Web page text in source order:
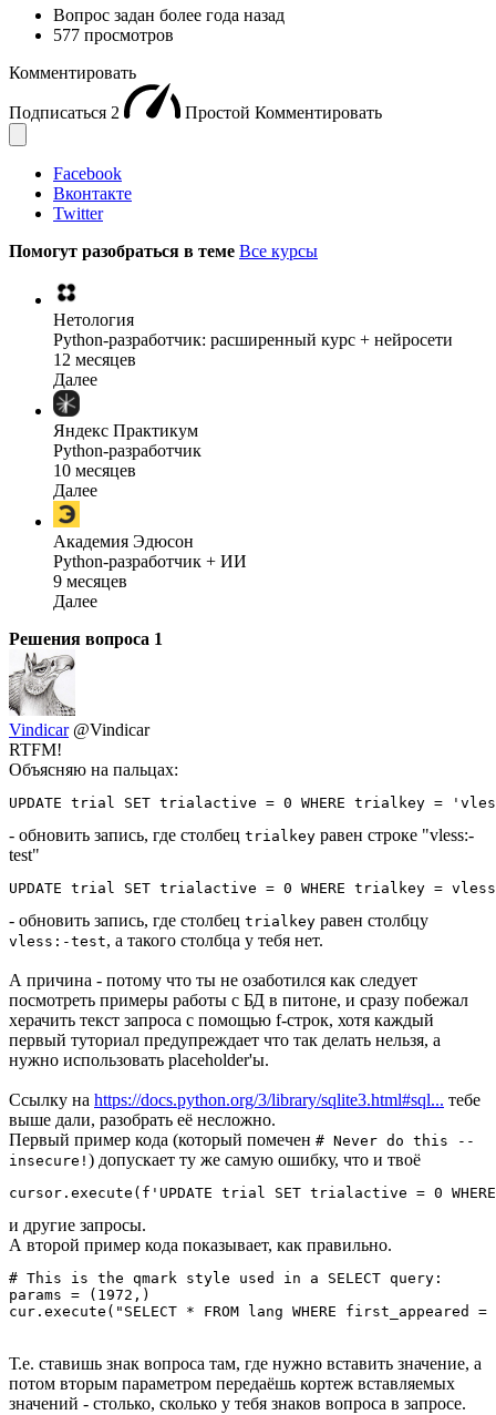
Вопрос задан более года назад
577 просмотров
Комментировать
Подписаться 2 Простой Комментировать
Facebook
Вконтакте
Twitter
Помогут разобраться в теме Все курсы
Нетология
Python-разработчик: расширенный курс + нейросети
12 месяцев
Далее
Яндекс Практикум
Python-разработчик
10 месяцев
Далее
Академия Эдюсон
Python-разработчик + ИИ
9 месяцев
Далее
Решения вопроса 1
Vindicar @Vindicar
RTFM!
Объясняю на пальцах:
UPDATE trial SET trialactive = 0 WHERE trialkey =
- обновить запись, где столбец trialkey равен строке "vless:-
test"
UPDATE trial SET trialactive = 0 WHERE trialkey =
- обновить запись, где столбец trialkey равен столбцу
vless:-test, а такого столбца у тебя нет.
А причина - потому что ты не озаботился как следует
посмотреть примеры работы с БД в питоне, и сразу побежал
херачить текст запроса с помощью f-строк, хотя каждый
первый туториал предупреждает что так делать нельзя, а
нужно использовать placeholder'ы.
Ссылку на https://docs.python.org/3/library/sqlite3.html#sql... тебе
выше дали, разобрать её несложно.
Первый пример кода (который помечен # Never do this --
insecure! ) допускает ту же самую ошибку, что и твоё
cursor.execute(f'UPDATE trial SET trialactive = 0
и другие запросы.
А второй пример кода показывает, как правильно.
# This is the qmark style used in a SELECT query:
params = (1972,)
cur.execute("SELECT * FROM lang WHERE first_appeared
Т.е. ставишь знак вопроса там, где нужно вставить значение, а
потом вторым параметром передаёшь кортеж вставляемых
значений - столько, сколько у тебя знаков вопроса в запросе.